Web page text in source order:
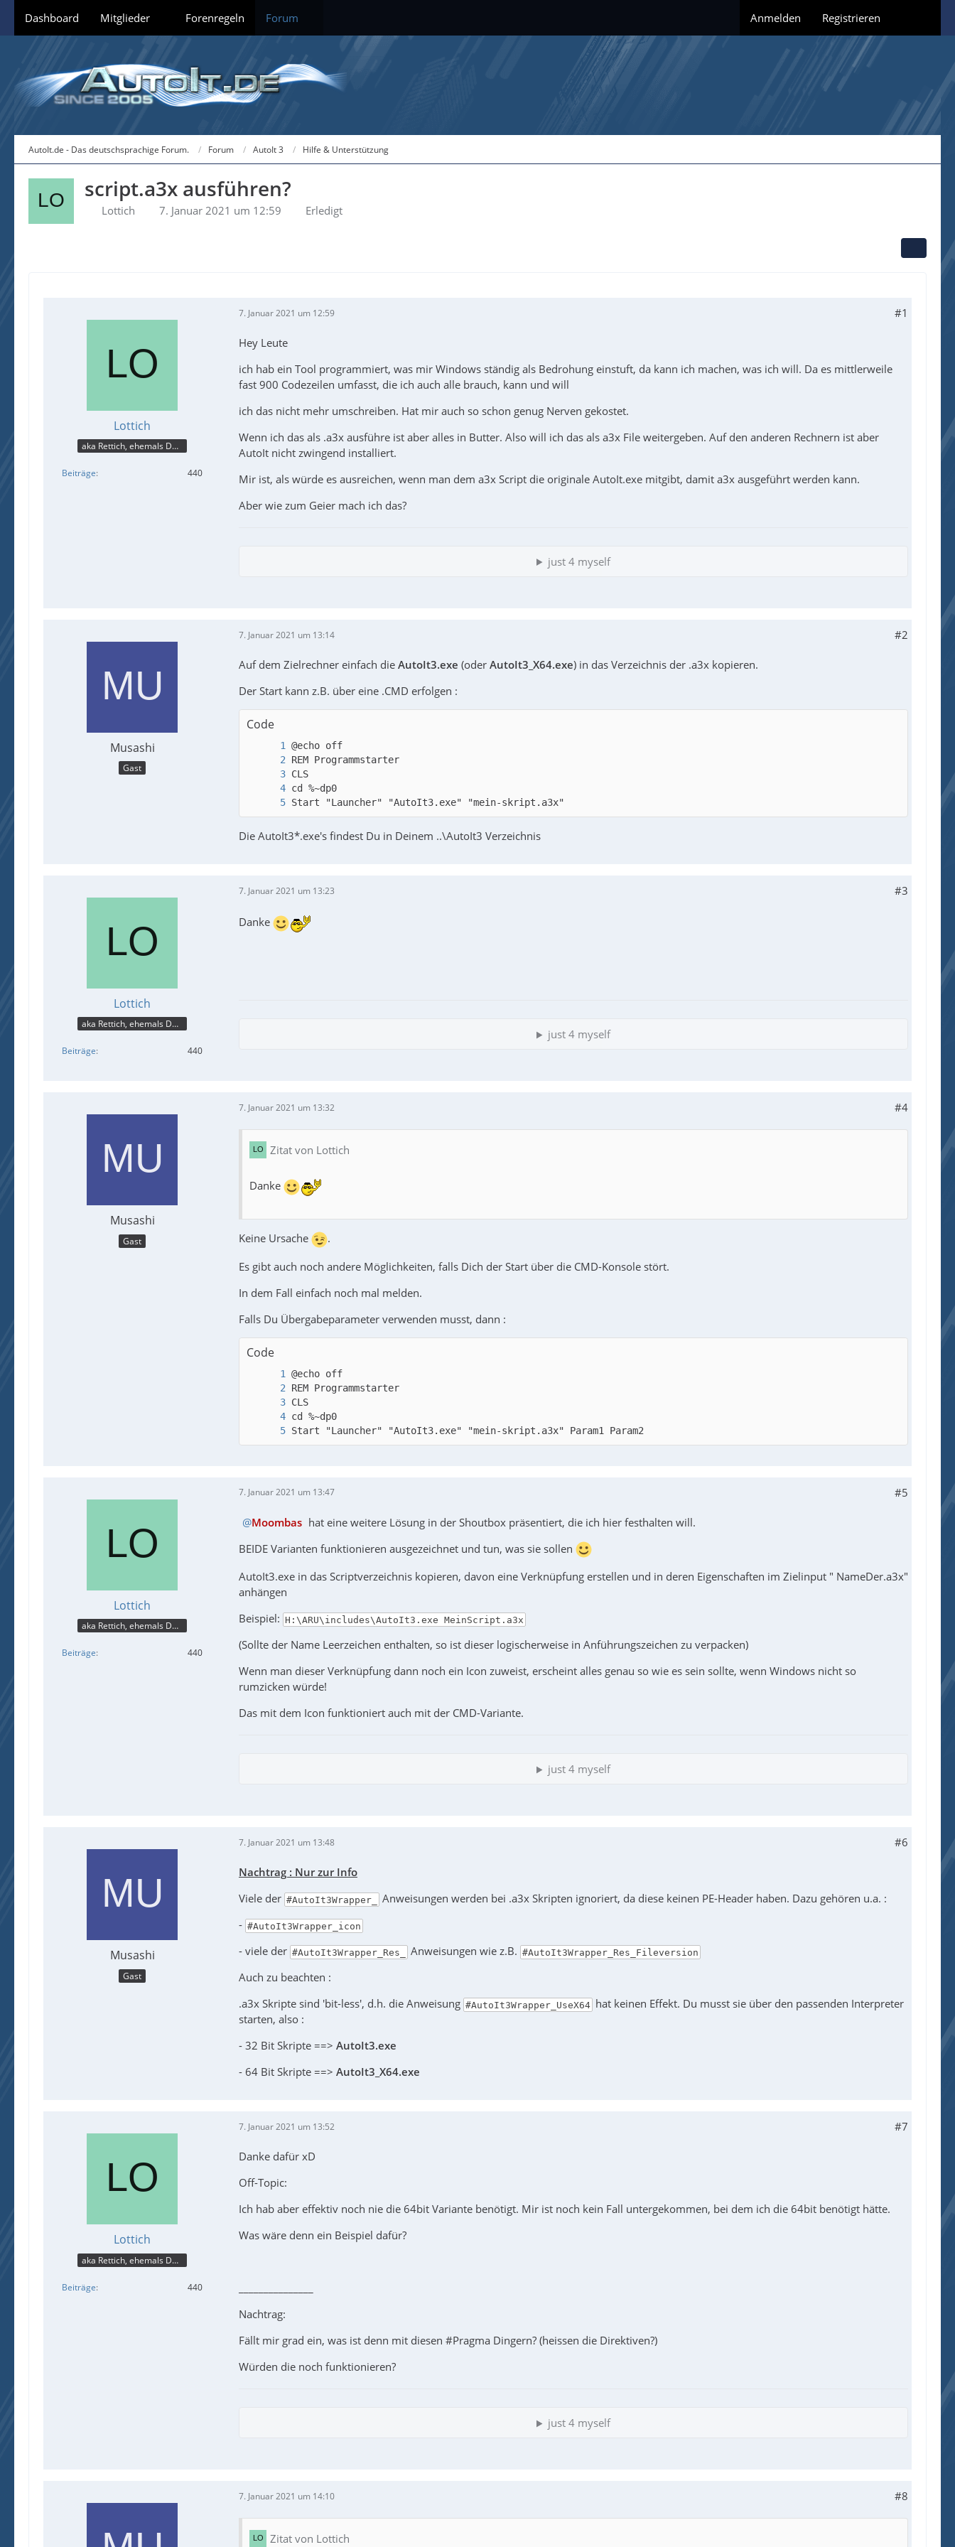
Dashboard Mitglieder Forenregeln Forum Anmelden Registrieren
AutoIt.de - Das deutschsprachige Forum. Forum AutoIt 3 Hilfe & Unterstützung
script.a3x ausführen?
Lottich 7. Januar 2021 um 12:59 Erledigt
Lottich
aka Rettich, ehemals DAU
Beiträge 440
7. Januar 2021 um 12:59 #1
Hey Leute
ich hab ein Tool programmiert, was mir Windows ständig als Bedrohung einstuft, da kann ich machen, was ich will. Da es mittlerweile
fast 900 Codezeilen umfasst, die ich auch alle brauch, kann und will
ich das nicht mehr umschreiben. Hat mir auch so schon genug Nerven gekostet.
Wenn ich das als .a3x ausführe ist aber alles in Butter. Also will ich das als a3x File weitergeben. Auf den anderen Rechnern ist aber
AutoIt nicht zwingend installiert.
Mir ist, als würde es ausreichen, wenn man dem a3x Script die originale AutoIt.exe mitgibt, damit a3x ausgeführt werden kann.
Aber wie zum Geier mach ich das?
just 4 myself
Musashi
Gast
7. Januar 2021 um 13:14 #2
Auf dem Zielrechner einfach die AutoIt3.exe (oder AutoIt3_X64.exe) in das Verzeichnis der .a3x kopieren.
Der Start kann z.B. über eine .CMD erfolgen :
Code
Start "Launcher" "AutoIt3.exe" "mein-skript.a3x"
Die AutoIt3*.exe's findest Du in Deinem ..\AutoIt3 Verzeichnis
Lottich
aka Rettich, ehemals DAU
Beiträge 440
7. Januar 2021 um 13:23 #3
Danke
just 4 myself
Musashi
Gast
7. Januar 2021 um 13:32 #4
Zitat von Lottich
Danke
Keine Ursache
.
Es gibt auch noch andere Möglichkeiten, falls Dich der Start über die CMD-Konsole stört.
In dem Fall einfach noch mal melden.
Falls Du Übergabeparameter verwenden musst, dann :
Code
Start "Launcher" "AutoIt3.exe" "mein-skript.a3x" Param1 Param2
Lottich
aka Rettich, ehemals DAU
Beiträge 440
7. Januar 2021 um 13:47 #5
Moombas hat eine weitere Lösung in der Shoutbox präsentiert, die ich hier festhalten will.
BEIDE Varianten funktionieren ausgezeichnet und tun, was sie sollen
AutoIt3.exe in das Scriptverzeichnis kopieren, davon eine Verknüpfung erstellen und in deren Eigenschaften im Zielinput " NameDer.a3x"
anhängen
Beispiel: H:\ARU\includes\AutoIt3.exe MeinScript.a3x
(Sollte der Name Leerzeichen enthalten, so ist dieser logischerweise in Anführungszeichen zu verpacken)
Wenn man dieser Verknüpfung dann noch ein Icon zuweist, erscheint alles genau so wie es sein sollte, wenn Windows nicht so
rumzicken würde!
Das mit dem Icon funktioniert auch mit der CMD-Variante.
just 4 myself
Musashi
Gast
7. Januar 2021 um 13:48 #6
Nachtrag : Nur zur Info
Viele der #AutoIt3Wrapper_
Anweisungen werden bei .a3x Skripten ignoriert, da diese keinen PE-Header haben. Dazu gehören u.a. :
- #AutoIt3Wrapper_icon
- viele der #AutoIt3Wrapper_Res_ Anweisungen wie z.B. #AutoIt3Wrapper_Res_Fileversion
Auch zu beachten :
.a3x Skripte sind 'bit-less', d.h. die Anweisung #AutoIt3Wrapper_UseX64 hat keinen Effekt. Du musst sie über den passenden Interpreter
starten, also :
- 32 Bit Skripte ==> AutoIt3.exe
- 64 Bit Skripte ==> AutoIt3_X64.exe
Lottich
aka Rettich, ehemals DAU
Beiträge 440
7. Januar 2021 um 13:52 #7
Danke dafür xD
Off-Topic:
Ich hab aber effektiv noch nie die 64bit Variante benötigt. Mir ist noch kein Fall untergekommen, bei dem ich die 64bit benötigt hätte.
Was wäre denn ein Beispiel dafür?
Nachtrag:
Fällt mir grad ein, was ist denn mit diesen #Pragma Dingern? (heissen die Direktiven?)
Würden die noch funktionieren?
just 4 myself
7. Januar 2021 um 14:10 #8
Zitat von Lottich